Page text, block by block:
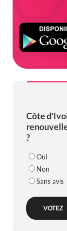
Côte
?
Oui
Non
Sans avis